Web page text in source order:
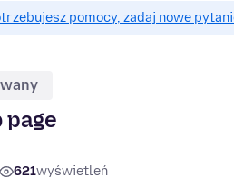
pomocy, zadaj nowe
page
621wyświetleń